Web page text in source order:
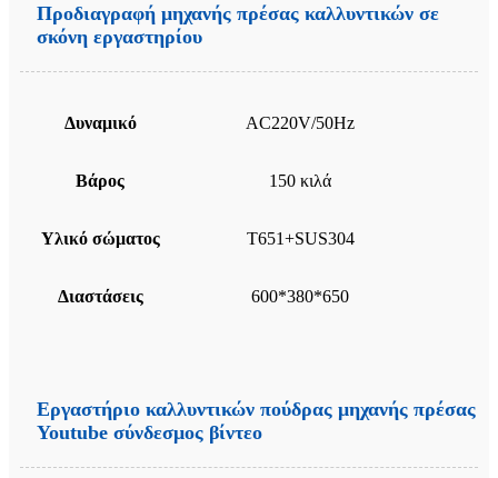
Προδιαγραφή μηχανής πρέσας καλλυντικών σε
σκόνη εργαστηρίου
Δυναμικό AC220V/50Hz
Βάρος 150 κιλά
Υλικό σώματος T651+SUS304
Διαστάσεις 600*380*650
Εργαστήριο καλλυντικών πούδρας μηχανής πρέσας
Youtube σύνδεσμος βίντεο